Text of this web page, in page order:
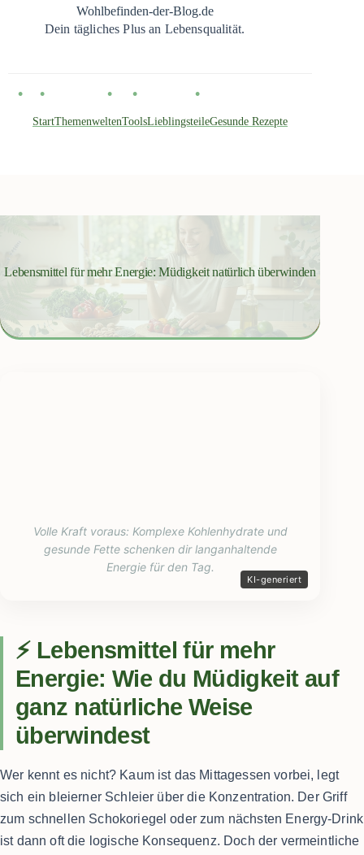
Wohlbefinden-der-Blog.de
Dein tägliches Plus an Lebensqualität.
StartThemenweltenToolsLieblingsteileGesunde Rezepte
Lebensmittel für mehr Energie: Müdigkeit natürlich überwinden
Volle Kraft voraus: Komplexe Kohlenhydrate und
gesunde Fette schenken dir langanhaltende
Energie für den Tag.
⚡ Lebensmittel für mehr
Energie: Wie du Müdigkeit auf
ganz natürliche Weise
überwindest
Wer kennt es nicht? Kaum ist das Mittagessen vorbei, legt
sich ein bleierner Schleier über die Konzentration. Der Griff
zum schnellen Schokoriegel oder zum nächsten Energy-Drink
ist dann oft die logische Konsequenz. Doch der vermeintliche